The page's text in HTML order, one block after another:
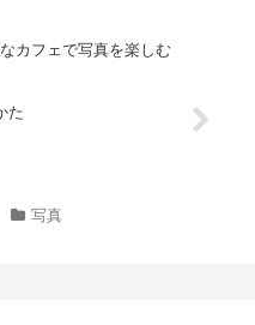
カフェで写真を楽しむ
た
写真